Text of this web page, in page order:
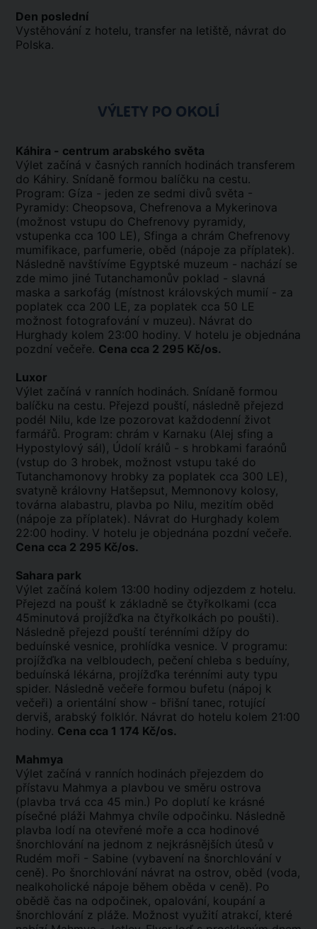
Den poslední
Vystěhování z hotelu, transfer na letiště, návrat do
Polska.
VÝLETY PO OKOLÍ
Káhira - centrum arabského světa
Výlet začíná v časných ranních hodinách transferem
do Káhiry. Snídaně formou balíčku na cestu.
Program: Gíza - jeden ze sedmi divů světa -
Pyramidy: Cheopsova, Chefrenova a Mykerinova
(možnost vstupu do Chefrenovy pyramidy,
vstupenka cca 100 LE), Sfinga a chrám Chefrenovy
mumifikace, parfumerie, oběd (nápoje za příplatek).
Následně navštívíme Egyptské muzeum - nachází se
zde mimo jiné Tutanchamonův poklad - slavná
maska ​​a sarkofág (místnost královských mumií - za
poplatek cca 200 LE, za poplatek cca 50 LE
možnost fotografování v muzeu). Návrat do
Hurghady kolem 23:00 hodiny. V hotelu je objednána
pozdní večeře. Cena cca 2 295 Kč/os.
Luxor
Výlet začíná v ranních hodinách. Snídaně formou
balíčku na cestu. Přejezd pouští, následně přejezd
podél Nilu, kde lze pozorovat každodenní život
farmářů. Program: chrám v Karnaku (Alej sfing a
Hypostylový sál), Údolí králů - s hrobkami faraónů
(vstup do 3 hrobek, možnost vstupu také do
Tutanchamonovy hrobky za poplatek cca 300 LE),
svatyně královny Hatšepsut, Memnonovy kolosy,
továrna alabastru, plavba po Nilu, mezitím oběd
(nápoje za příplatek). Návrat do Hurghady kolem
22:00 hodiny. V hotelu je objednána pozdní večeře.
Cena cca 2 295 Kč/os.
Sahara park
Výlet začíná kolem 13:00 hodiny odjezdem z hotelu.
Přejezd na poušť k základně se čtyřkolkami (cca
45minutová projížďka na čtyřkolkách po poušti).
Následně přejezd pouští terénními džípy do
beduínské vesnice, prohlídka vesnice. V programu:
projížďka na velbloudech, pečení chleba s beduíny,
beduínská lékárna, projížďka terénními auty typu
spider. Následně večeře formou bufetu (nápoj k
večeři) a orientální show - břišní tanec, rotující
derviš, arabský folklór. Návrat do hotelu kolem 21:00
hodiny. Cena cca 1 174 Kč/os.
Mahmya
Výlet začíná v ranních hodinách přejezdem do
přístavu Mahmya a plavbou ve směru ostrova
(plavba trvá cca 45 min.) Po doplutí ke krásné
písečné pláži Mahmya chvíle odpočinku. Následně
plavba lodí na otevřené moře a cca hodinové
šnorchlování na jednom z nejkrásnějších útesů v
Rudém moři - Sabine (vybavení na šnorchlování v
ceně). Po šnorchlování návrat na ostrov, oběd (voda,
nealkoholické nápoje během oběda v ceně). Po
obědě čas na odpočinek, opalování, koupání a
šnorchlování z pláže. Možnost využití atrakcí, které